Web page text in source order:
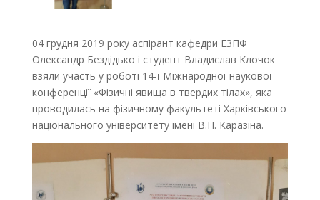
04 грудня 2019 року аспірант кафедри ЕЗПФ
Олександр Бездідько і студент Владислав Клочок
взяли участь у роботі 14-ї Міжнародної наукової
конференції «Фізичні явища в твердих тілах», яка
проводилась на фізичному факультеті Харківського
національного університету імені В.Н. Каразіна.